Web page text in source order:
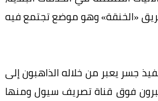
طريق «الخنقة» وهو موضع تجتمع فيه
جسر يعبر من خلاله الذاهبون إلى
فوق قناة تصريف سيول ومنها